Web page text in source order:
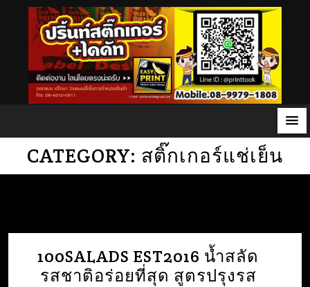
CATEGORY: สติ๊กเกอร์แช่เย็น
100SALADS EST2016 น้ำสลัด
รสชาติอร่อยที่สุด สูตรปรุงรส